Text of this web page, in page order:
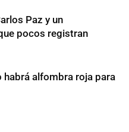
Paz y un
pocos registran
habrá alfombra roja para